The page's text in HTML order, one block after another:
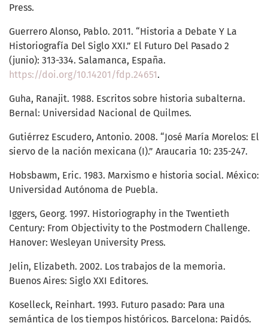
Press.
Guerrero Alonso, Pablo. 2011. “Historia a Debate Y La
Historiografía Del Siglo XXI.” El Futuro Del Pasado 2
(junio): 313-334. Salamanca, España.
https://doi.org/10.14201/fdp.24651.
Guha, Ranajit. 1988. Escritos sobre historia subalterna.
Bernal: Universidad Nacional de Quilmes.
Gutiérrez Escudero, Antonio. 2008. “José María Morelos: El
siervo de la nación mexicana (I).” Araucaria 10: 235-247.
Hobsbawm, Eric. 1983. Marxismo e historia social. México:
Universidad Autónoma de Puebla.
Iggers, Georg. 1997. Historiography in the Twentieth
Century: From Objectivity to the Postmodern Challenge.
Hanover: Wesleyan University Press.
Jelin, Elizabeth. 2002. Los trabajos de la memoria.
Buenos Aires: Siglo XXI Editores.
Koselleck, Reinhart. 1993. Futuro pasado: Para una
semántica de los tiempos históricos. Barcelona: Paidós.